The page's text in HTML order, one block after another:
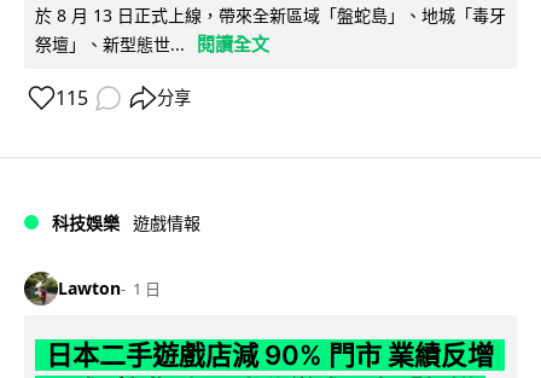
於 8 月 13 日正式上線，帶來全新區域「盤蛇島」、地城「毒牙
祭壇」、新型態世...
閱讀全文
115 分享
科技娛樂 遊戲情報
Lawton 1 日
日本二手遊戲店減 90% 門市 業績反增